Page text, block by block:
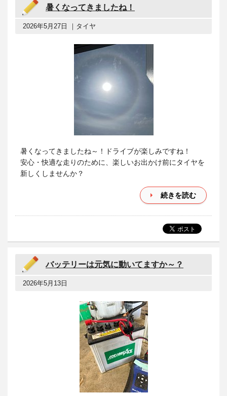
暑くなってきましたね！
2026年5月27日 ｜タイヤ
暑くなってきましたね～！ドライブが楽しみですね！
安心・快適な走りのために、楽しいお出かけ前にタイヤを
新しくしませんか？
続きを読む
バッテリーは元気に動いてますか～？
2026年5月13日